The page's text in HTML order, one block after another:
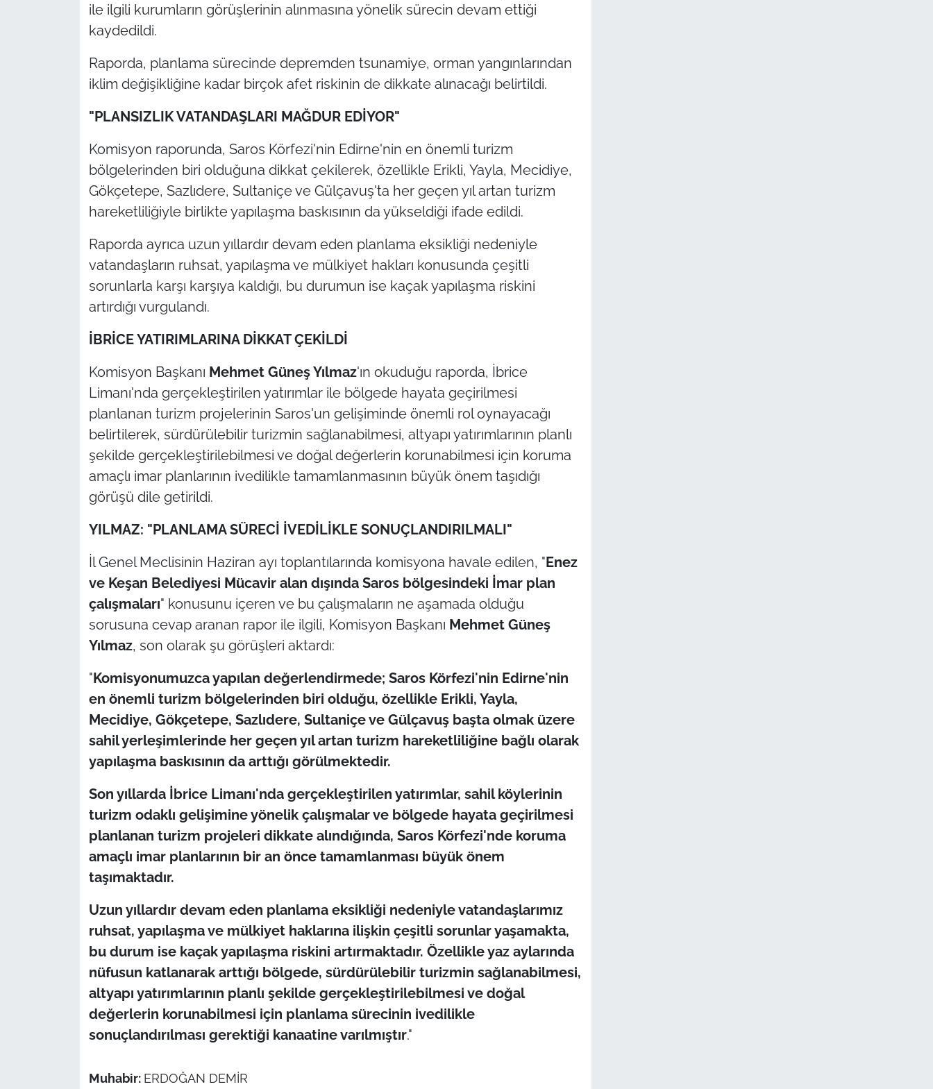
ile ilgili kurumların görüşlerinin alınmasına yönelik sürecin devam ettiği
kaydedildi.
Raporda, planlama sürecinde depremden tsunamiye, orman yangınlarından
iklim değişikliğine kadar birçok afet riskinin de dikkate alınacağı belirtildi.
"PLANSIZLIK VATANDAŞLARI MAĞDUR EDİYOR"
Komisyon raporunda, Saros Körfezi'nin Edirne'nin en önemli turizm
bölgelerinden biri olduğuna dikkat çekilerek, özellikle Erikli, Yayla, Mecidiye,
Gökçetepe, Sazlıdere, Sultaniçe ve Gülçavuş'ta her geçen yıl artan turizm
hareketliliğiyle birlikte yapılaşma baskısının da yükseldiği ifade edildi.
Raporda ayrıca uzun yıllardır devam eden planlama eksikliği nedeniyle
vatandaşların ruhsat, yapılaşma ve mülkiyet hakları konusunda çeşitli
sorunlarla karşı karşıya kaldığı, bu durumun ise kaçak yapılaşma riskini
artırdığı vurgulandı.
İBRİCE YATIRIMLARINA DİKKAT ÇEKİLDİ
Komisyon Başkanı Mehmet Güneş Yılmaz'ın okuduğu raporda, İbrice
Limanı'nda gerçekleştirilen yatırımlar ile bölgede hayata geçirilmesi
planlanan turizm projelerinin Saros'un gelişiminde önemli rol oynayacağı
belirtilerek, sürdürülebilir turizmin sağlanabilmesi, altyapı yatırımlarının planlı
şekilde gerçekleştirilebilmesi ve doğal değerlerin korunabilmesi için koruma
amaçlı imar planlarının ivedilikle tamamlanmasının büyük önem taşıdığı
görüşü dile getirildi.
YILMAZ: "PLANLAMA SÜRECİ İVEDİLİKLE SONUÇLANDIRILMALI"
İl Genel Meclisinin Haziran ayı toplantılarında komisyona havale edilen, "Enez
ve Keşan Belediyesi Mücavir alan dışında Saros bölgesindeki İmar plan
çalışmaları" konusunu içeren ve bu çalışmaların ne aşamada olduğu
sorusuna cevap aranan rapor ile ilgili, Komisyon Başkanı Mehmet Güneş
Yılmaz, son olarak şu görüşleri aktardı:
"Komisyonumuzca yapılan değerlendirmede; Saros Körfezi'nin Edirne'nin
en önemli turizm bölgelerinden biri olduğu, özellikle Erikli, Yayla,
Mecidiye, Gökçetepe, Sazlıdere, Sultaniçe ve Gülçavuş başta olmak üzere
sahil yerleşimlerinde her geçen yıl artan turizm hareketliliğine bağlı olarak
yapılaşma baskısının da arttığı görülmektedir.
Son yıllarda İbrice Limanı'nda gerçekleştirilen yatırımlar, sahil köylerinin
turizm odaklı gelişimine yönelik çalışmalar ve bölgede hayata geçirilmesi
planlanan turizm projeleri dikkate alındığında, Saros Körfezi'nde koruma
amaçlı imar planlarının bir an önce tamamlanması büyük önem
taşımaktadır.
Uzun yıllardır devam eden planlama eksikliği nedeniyle vatandaşlarımız
ruhsat, yapılaşma ve mülkiyet haklarına ilişkin çeşitli sorunlar yaşamakta,
bu durum ise kaçak yapılaşma riskini artırmaktadır. Özellikle yaz aylarında
nüfusun katlanarak arttığı bölgede, sürdürülebilir turizmin sağlanabilmesi,
altyapı yatırımlarının planlı şekilde gerçekleştirilebilmesi ve doğal
değerlerin korunabilmesi için planlama sürecinin ivedilikle
sonuçlandırılması gerektiği kanaatine varılmıştır."
Muhabir: ERDOĞAN DEMİR